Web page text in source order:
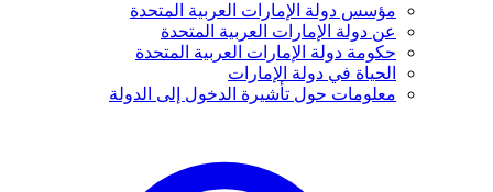
مؤسس دولة الإمارات العربية المتحدة
عن دولة الإمارات العربية المتحدة
حكومة دولة الإمارات العربية المتحدة
الحياة في دولة الإمارات
معلومات حول تأشيرة الدخول إلى الدولة